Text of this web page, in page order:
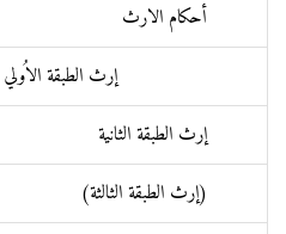
أحكام الارث
إرث الطبقة الاُولي
إرث الطبقة الثانية
(إرث الطبقة الثالثة)